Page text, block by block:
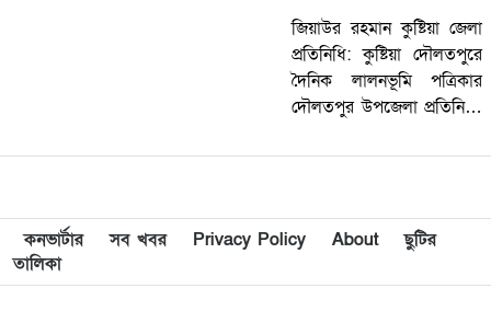
জিয়াউর রহমান কুষ্টিয়া জেলা
প্রতিনিধি: কুষ্টিয়া দৌলতপুরে
দৈনিক লালনভূমি পত্রিকার
দৌলতপুর উপজেলা প্রতিনিধি,
সদস্য ও দৌলতপুর জাতীয়
সাংস্কৃতি বিষয়ক সম্পাদক,
সাংবাদিক বিপ্লব কে…
কনভার্টার সব খবর Privacy Policy About
ছুটির
তালিকা